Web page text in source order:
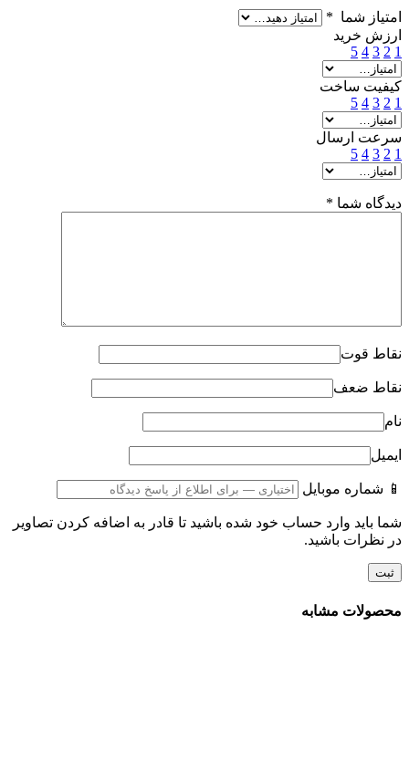
امتیاز شما *
ارزش خرید
1
2
3
4
5
کیفیت ساخت
1
2
3
4
5
سرعت ارسال
1
2
3
4
5
دیدگاه شما *
نقاط قوت
نقاط ضعف
نام
ایمیل
📱 شماره موبایل
شما باید وارد حساب خود شده باشید تا قادر به اضافه کردن تصاویر
در نظرات باشید.
محصولات مشابه